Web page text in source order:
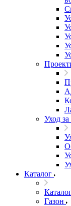
Уход
Каталог
Газон